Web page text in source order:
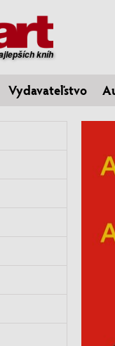
kníh
Vydavateľstvo